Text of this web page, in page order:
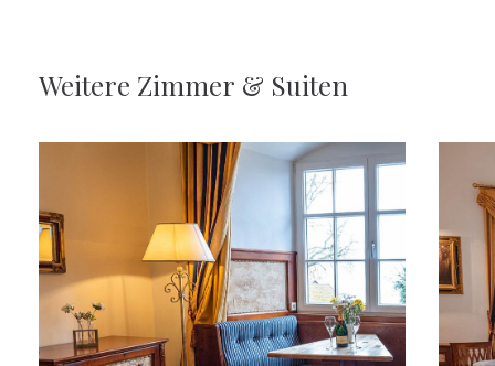
Weitere Zimmer & Suiten